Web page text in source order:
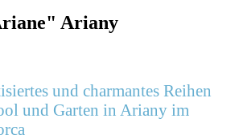
Ariany
und charmantes Reihen
und Garten in Ariany im